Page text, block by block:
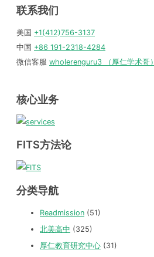
联系我们
美国 +1(412)756-3137
中国 +86 191-2318-4284
微信客服 wholerenguru3 （厚仁学术哥）
核心业务
FITS方法论
分类导航
Readmission (51)
北美高中 (325)
厚仁教育研究中心 (31)